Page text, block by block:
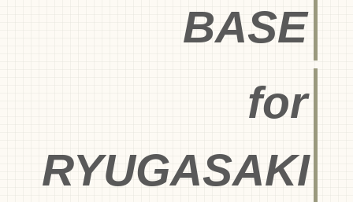
BASE
for
RYUGASAKI